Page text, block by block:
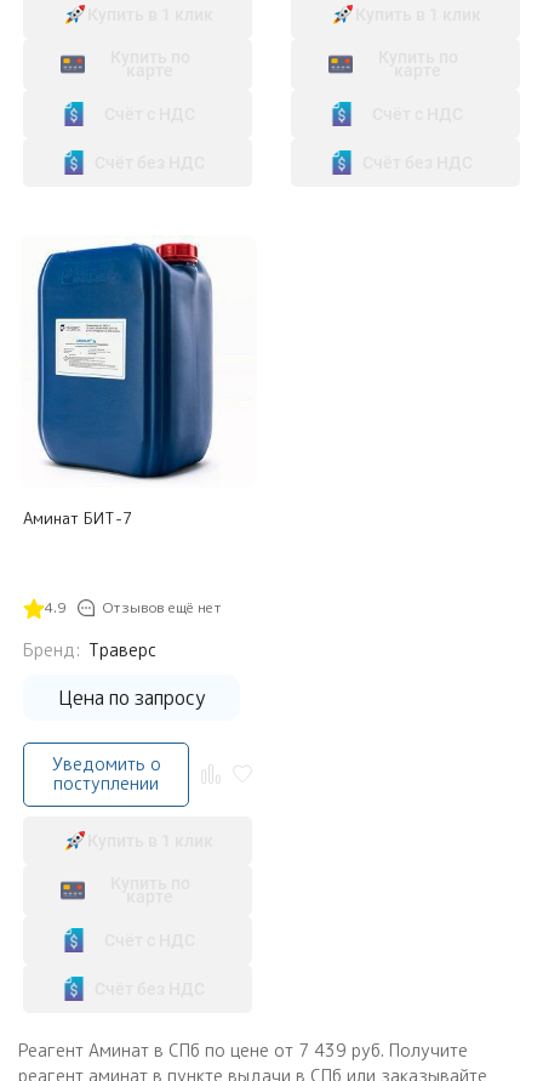
Аминат БИТ-7
4.9 Отзывов ещё нет
Бренд: Траверс
Цена по запросу
Уведомить о
поступлении
Реагент Аминат в СПб по цене от 7 439 руб. Получите
реагент аминат в пункте выдачи в СПб или заказывайте